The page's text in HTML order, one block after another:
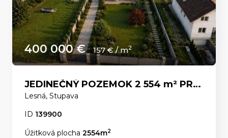
400 000 € 157 € / m2
JEDINEČNÝ POZEMOK 2 554 m² PRE LUXUSNÉ RODINNÉ SÍDLO POD LESOM – Stupava ul.Lesná
Lesná, Stupava
ID 139900
Úžitková plocha 2554m2